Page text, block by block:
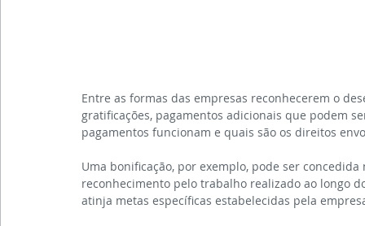
Entre as formas das empresas reconhecerem o
gratificações, pagamentos adicionais que podem
pagamentos funcionam e quais são os direitos
Uma bonificação, por exemplo, pode ser
reconhecimento pelo trabalho realizado ao longo
atinja metas específicas estabelecidas pela